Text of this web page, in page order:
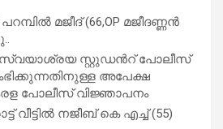
മജീദ് (66,OP മജീദണ്ണൻ
സ്വയാശ്രയ സ്റ്റുഡന്‍റ് പോലീസ്
അപേക്ഷ
പോലീസ് വിജ്ഞാപനം
വീട്ടിൽ നജീബ് കെ എച്ച് (55)